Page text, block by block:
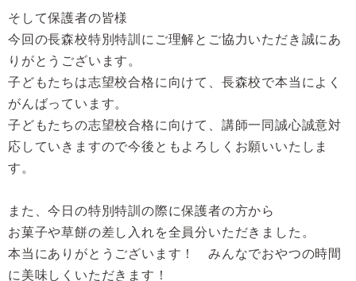
そして保護者の皆様
今回の長森校特別特訓にご理解とご協力いただき誠にあ
りがとうございます。
子どもたちは志望校合格に向けて、長森校で本当によく
がんばっています。
子どもたちの志望校合格に向けて、講師一同誠心誠意対
応していきますので今後ともよろしくお願いいたしま
す。
また、今日の特別特訓の際に保護者の方から
お菓子や草餅の差し入れを全員分いただきました。
本当にありがとうございます！ みんなでおやつの時間
に美味しくいただきます！